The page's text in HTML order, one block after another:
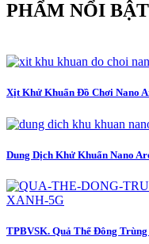
PHẨM NỔI BẬT
Xịt Khử Khuẩn Đồ Chơi Nano
Dung Dịch Khử Khuẩn Nano
TPBVSK. Quả Thể Đông